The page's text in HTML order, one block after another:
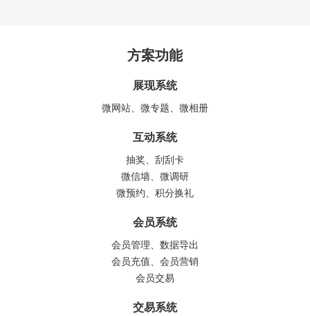
方案功能
展现系统
微网站、微专题、微相册
互动系统
抽奖、刮刮卡
微信墙、微调研
微预约、积分换礼
会员系统
会员管理、数据导出
会员充值、会员营销
会员交易
交易系统